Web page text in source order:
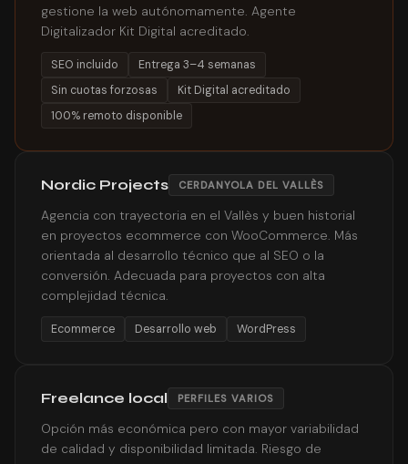
gestione la web autónomamente. Agente
Digitalizador Kit Digital acreditado.
SEO incluido
Entrega 3–4 semanas
Sin cuotas forzosas
Kit Digital acreditado
100% remoto disponible
Nordic Projects CERDANYOLA DEL VALLÈS
Agencia con trayectoria en el Vallès y buen historial
en proyectos ecommerce con WooCommerce. Más
orientada al desarrollo técnico que al SEO o la
conversión. Adecuada para proyectos con alta
complejidad técnica.
Ecommerce Desarrollo web WordPress
Freelance local PERFILES VARIOS
Opción más económica pero con mayor variabilidad
de calidad y disponibilidad limitada. Riesgo de